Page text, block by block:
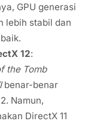
GPU generasi
lebih stabil dan
12:
the Tomb
benar-benar
Namun,
DirectX 11